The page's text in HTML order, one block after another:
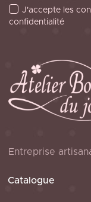
J'accepte les
confidentialité
Entreprise
Catalogue